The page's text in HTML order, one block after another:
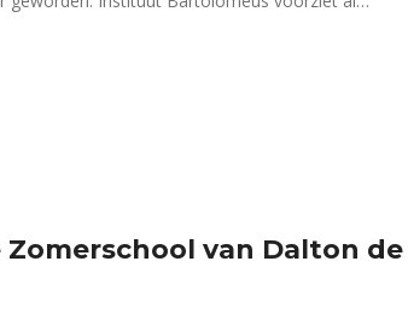
Zomerschool van Dalton de